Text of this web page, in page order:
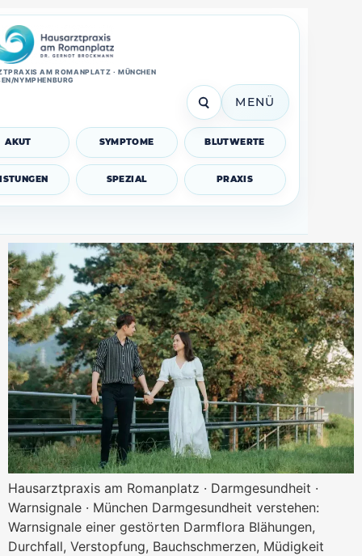
AM ROMANPLATZ · MÜNCHEN
NYMPHENBURG
AKUT SYMPTOME BLUTWERTE
SPEZIAL PRAXIS
MENÜ
Darmgesundheit
Hausarztpraxis am Romanplatz · Darmgesundheit ·
Warnsignale · München Darmgesundheit verstehen:
Warnsignale einer gestörten Darmflora Blähungen,
Durchfall, Verstopfung, Bauchschmerzen, Müdigkeit